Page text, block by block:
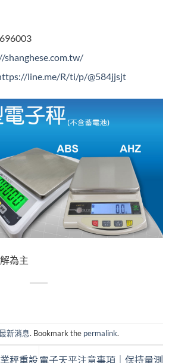
shanghese.com.tw/
line.me/R/ti/p/@584jjsjt
為主
新消息. Bookmark the permalink.
秤重設 電子天平注意事項｜保持量測